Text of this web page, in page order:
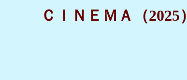
ＣＩＮＥＭＡ（2025）